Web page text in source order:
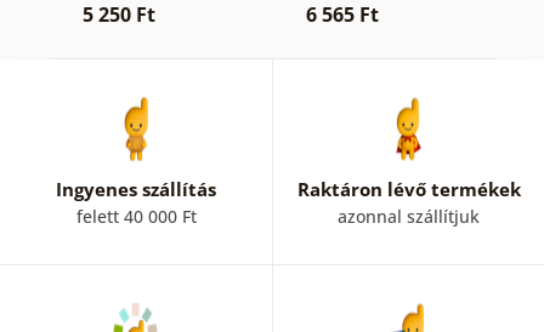
5 250 Ft 6 565 Ft
Ingyenes szállítás
felett 40 000 Ft
Raktáron lévő termékek
azonnal szállítjuk